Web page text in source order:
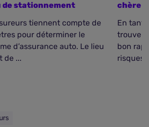
de stationnement
tiennent compte de
pour déterminer le
d’assurance auto. Le lieu
de ...
chère
En tant
trouver
bon
risques